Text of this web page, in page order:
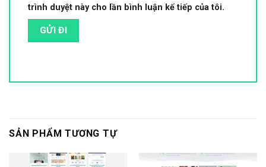
trình duyệt này cho lần bình luận kế tiếp của tôi.
SẢN PHẨM TƯƠNG TỰ